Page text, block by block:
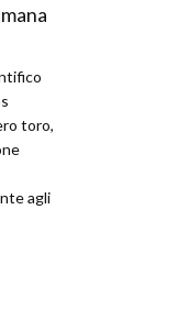
toro,
agli